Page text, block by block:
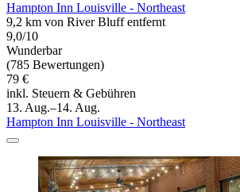
Hampton Inn Louisville - Northeast
9,2 km von River Bluff entfernt
9,0/10
Wunderbar
(785 Bewertungen)
79 €
inkl. Steuern & Gebühren
13. Aug.–14. Aug.
Hampton Inn Louisville - Northeast